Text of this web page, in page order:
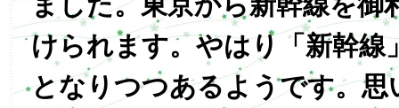
けられます。やはり「新幹線
となりつつあるようです。思